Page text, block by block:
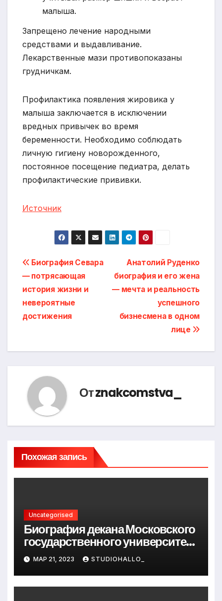
малыша.
Запрещено лечение народными
средствами и выдавливание.
Лекарственные мази противопоказаны
грудничкам.
Профилактика появления жировика у
малыша заключается в исключении
вредных привычек во время
беременности. Необходимо соблюдать
личную гигиену новорожденного,
постоянное посещение педиатра, делать
профилактические прививки.
Источник
Навигация
по
записям
Анатолий Руденко
биография и его жена
— мечта и реальность
успешного
бизнесмена в одном
лице
Биография Севара
— потрясающая
история жизни и
невероятные
достижения
Отznakcomstva_
Похожая запись
Uncategorised
Биография декана Московского
государственного университета
Андрея Сидорова — от студента
до руководителя
МАР 21, 2023 STUDIOHALLO_